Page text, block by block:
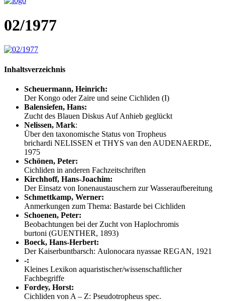
02/1977
Inhaltsverzeichnis
Scheuermann, Heinrich:
Der Kongo oder Zaire und seine Cichliden (I)
Balensiefen, Hans:
Zucht des Blauen Diskus Auf Anhieb geglückt
Nelissen, Mark:
Über den taxonomische Status von Tropheus
brichardi NELISSEN et THYS van den AUDENAERDE,
1975
Schönen, Peter:
Cichliden in anderen Fachzeitschriften
Kirchhoff, Hans-Joachim:
Der Einsatz von Ionenaustauschern zur Wasseraufbereitung
Schmettkamp, Werner:
Anmerkungen zum Thema: Bastarde bei Cichliden
Schoenen, Peter:
Beobachtungen bei der Zucht von Haplochromis
burtoni (GUENTHER, 1893)
Boeck, Hans-Herbert:
Der Kaiserbuntbarsch: Aulonocara nyassae REGAN, 1921
-:
Kleines Lexikon aquaristischer/wissenschaftlicher
Fachbegriffe
Fordey, Horst:
Cichliden von A – Z: Pseudotropheus spec.